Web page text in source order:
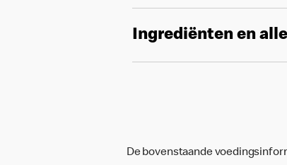
Ingrediënten en
De bovenstaande